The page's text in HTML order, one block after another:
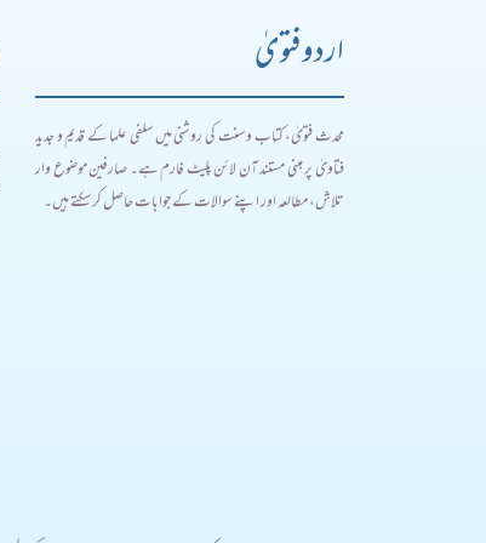
اردو فتویٰ
محدث فتویٰ، کتاب و سنت کی روشنی میں سلفی علما کے قدیم و جدید
فتاویٰ پر مبنی مستند آن لائن پلیٹ فارم ہے۔ صارفین موضوع وار
تلاش، مطالعہ اور اپنے سوالات کے جوابات حاصل کر سکتے ہیں۔